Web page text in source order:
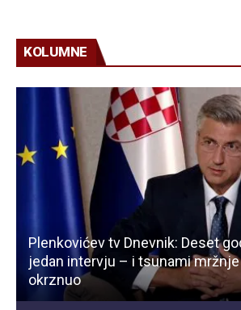
KOLUMNE
Plenkovićev tv Dnevnik: Deset
jedan intervju – i tsunami
okrznuo